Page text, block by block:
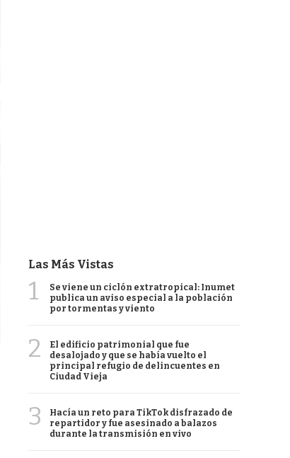
Las Más Vistas
1
Se viene un ciclón extratropical: Inumet
publica un aviso especial a la población
por tormentas y viento
2
El edificio patrimonial que fue
desalojado y que se había vuelto el
principal refugio de delincuentes en
Ciudad Vieja
3
Hacía un reto para TikTok disfrazado de
repartidor y fue asesinado a balazos
durante la transmisión en vivo